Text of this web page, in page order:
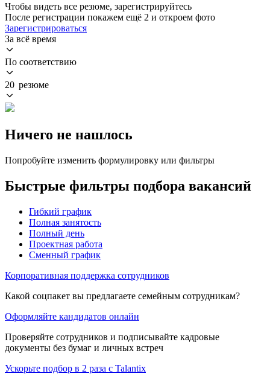
Чтобы видеть все резюме, зарегистрируйтесь
После регистрации покажем ещё 2 и откроем фото
Зарегистрироваться
За всё время
По соответствию
20 резюме
Ничего не нашлось
Попробуйте изменить формулировку или фильтры
Быстрые фильтры подбора вакансий
Гибкий график
Полная занятость
Полный день
Проектная работа
Сменный график
Корпоративная поддержка сотрудников
Какой соцпакет вы предлагаете семейным сотрудникам?
Оформляйте кандидатов онлайн
Проверяйте сотрудников и подписывайте кадровые
документы без бумаг и личных встреч
Ускорьте подбор в 2 раза с Talantix